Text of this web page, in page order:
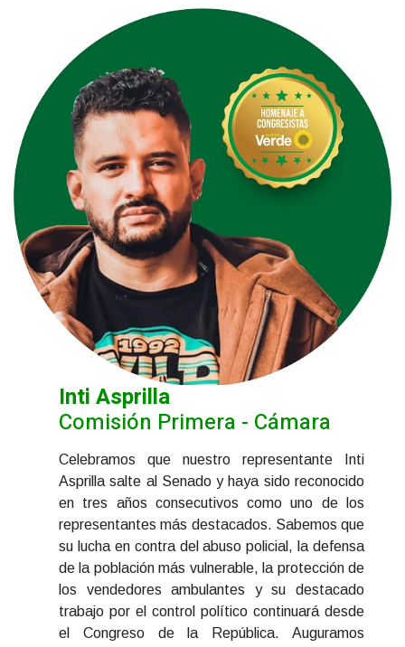
Inti Asprilla
Comisión Primera - Cámara
Celebramos que nuestro representante Inti
Asprilla salte al Senado y haya sido reconocido
en tres años consecutivos como uno de los
representantes más destacados. Sabemos que
su lucha en contra del abuso policial, la defensa
de la población más vulnerable, la protección de
los vendedores ambulantes y su destacado
trabajo por el control político continuará desde
el Congreso de la República. Auguramos